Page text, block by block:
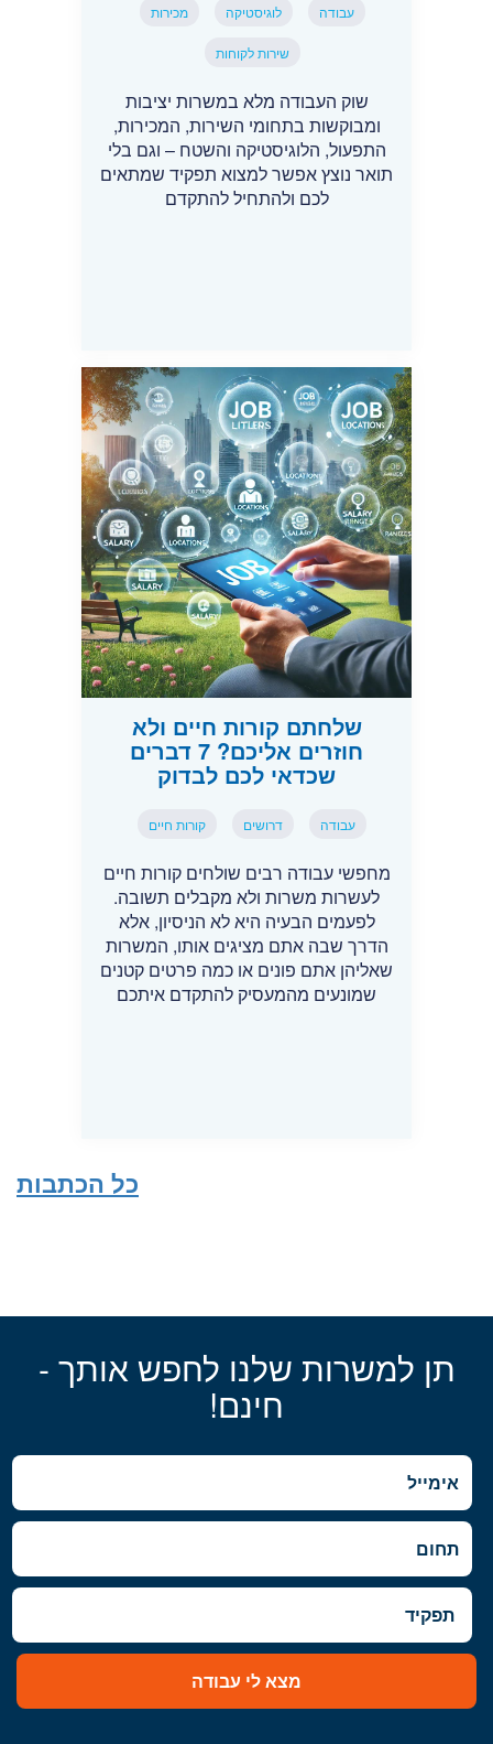
עבודה לוגיסטיקה מכירות
שירות לקוחות
שוק העבודה מלא במשרות יציבות
ומבוקשות בתחומי השירות, המכירות,
התפעול, הלוגיסטיקה והשטח – וגם בלי
תואר נוצץ אפשר למצוא תפקיד שמתאים
לכם ולהתחיל להתקדם
שלחתם קורות חיים ולא
חוזרים אליכם? 7 דברים
שכדאי לכם לבדוק
עבודה דרושים קורות חיים
מחפשי עבודה רבים שולחים קורות חיים
לעשרות משרות ולא מקבלים תשובה.
לפעמים הבעיה היא לא הניסיון, אלא
הדרך שבה אתם מציגים אותו, המשרות
שאליהן אתם פונים או כמה פרטים קטנים
שמונעים מהמעסיק להתקדם איתכם
כל הכתבות
תן למשרות שלנו לחפש אותך -
חינם!
מצא לי עבודה